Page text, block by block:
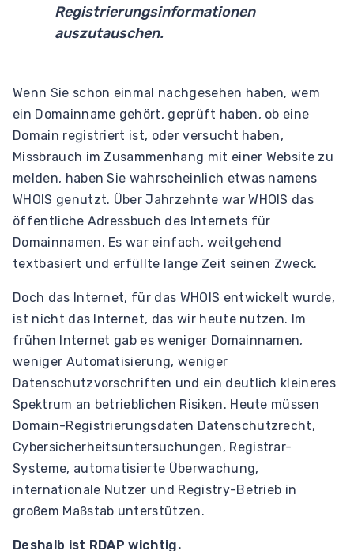
Registrierungsinformationen
auszutauschen.
Wenn Sie schon einmal nachgesehen haben, wem
ein Domainname gehört, geprüft haben, ob eine
Domain registriert ist, oder versucht haben,
Missbrauch im Zusammenhang mit einer Website zu
melden, haben Sie wahrscheinlich etwas namens
WHOIS genutzt. Über Jahrzehnte war WHOIS das
öffentliche Adressbuch des Internets für
Domainnamen. Es war einfach, weitgehend
textbasiert und erfüllte lange Zeit seinen Zweck.
Doch das Internet, für das WHOIS entwickelt wurde,
ist nicht das Internet, das wir heute nutzen. Im
frühen Internet gab es weniger Domainnamen,
weniger Automatisierung, weniger
Datenschutzvorschriften und ein deutlich kleineres
Spektrum an betrieblichen Risiken. Heute müssen
Domain-Registrierungsdaten Datenschutzrecht,
Cybersicherheitsuntersuchungen, Registrar-
Systeme, automatisierte Überwachung,
internationale Nutzer und Registry-Betrieb in
großem Maßstab unterstützen.
Deshalb ist RDAP wichtig.